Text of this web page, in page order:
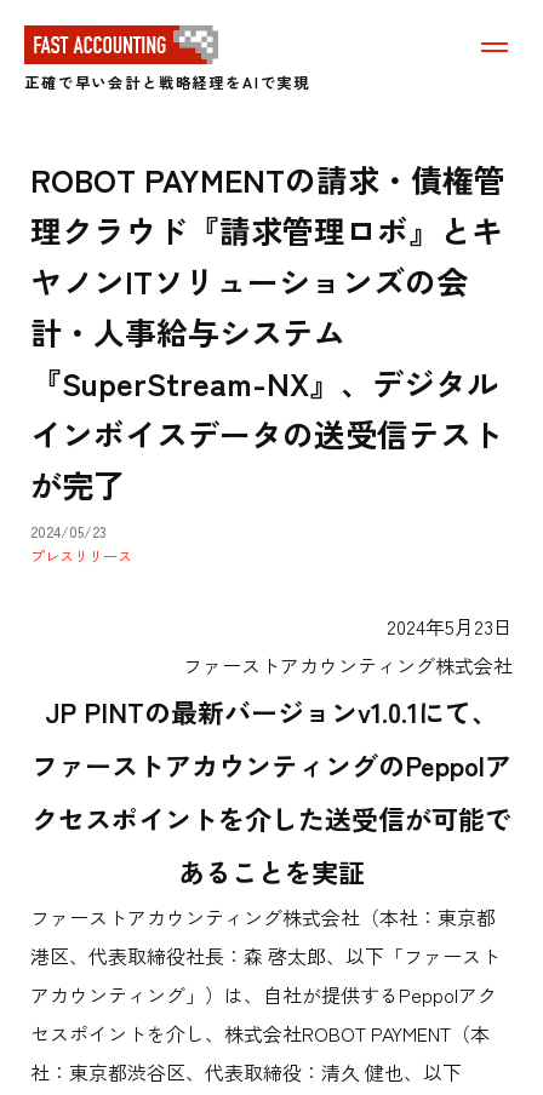
正確で早い会計と戦略経理をAIで実現
メ
表
示
る
ROBOT PAYMENTの請求・債権管
理クラウド『請求管理ロボ』とキ
ヤノンITソリューションズの会
計・人事給与システム
『SuperStream-NX』、デジタル
インボイスデータの送受信テスト
が完了
2024/05/23
プレスリリース
2024年5月23日
ファーストアカウンティング株式会社
JP PINTの最新バージョンv1.0.1にて、
ファーストアカウンティングのPeppolア
クセスポイントを介した送受信が可能で
あることを実証
ファーストアカウンティング株式会社（本社：東京都
港区、代表取締役社長：森 啓太郎、以下「ファースト
アカウンティング」）は、自社が提供するPeppolアク
セスポイントを介し、株式会社ROBOT PAYMENT（本
社：東京都渋谷区、代表取締役：清久 健也、以下